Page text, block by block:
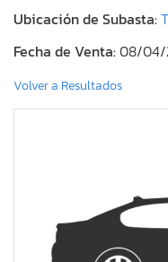
Ubicación de Subasta:
Fecha de Venta:08/04/
Volver a Resultados